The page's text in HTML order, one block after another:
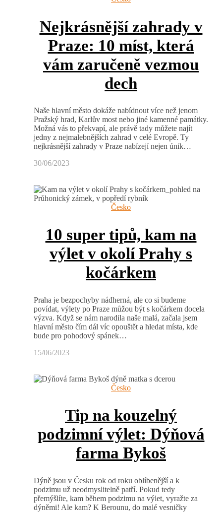
Nejkrásnější zahrady v
Praze: 10 míst, která
vám zaručeně vezmou
dech
Naše hlavní město dokáže nabídnout více než jenom
Pražský hrad, Karlův most nebo jiné kamenné památky.
Možná vás to překvapí, ale právě tady můžete najít
jedny z nejmalebnějších zahrad v celé Evropě. Ty
nejkrásnější zahrady v Praze nabízejí nejen únik…
30/06/2023
Česko
10 super tipů, kam na
výlet v okolí Prahy s
kočárkem
Praha je bezpochyby nádherná, ale co si budeme
povídat, výlety po Praze můžou být s kočárkem docela
výzva. Když se nám narodila naše malá, začala jsem
hlavní město čím dál víc opouštět a hledat místa, kde
bude pro pohodový spánek…
15/06/2023
Česko
Tip na kouzelný
podzimní výlet: Dýňová
farma Bykoš
Dýně jsou v Česku rok od roku oblíbenější a k
podzimu už neodmyslitelně patří. Pokud tedy
přemýšlíte, kam během podzimu na výlet, vyražte za
dýněmi! Ale kam? K Berounu, do malé vesničky